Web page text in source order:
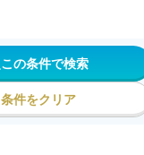
この条件で検索
条件をクリア